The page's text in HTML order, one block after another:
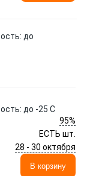
до
до -25 C
95%
ЕСТЬ шт.
28 - 30 октября
В корзину